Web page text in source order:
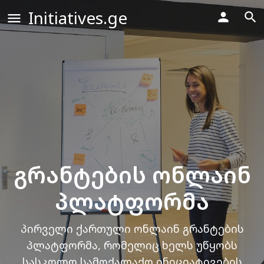
Initiatives.ge
გრანტების ონლაინ
პლატფორმა
პირველი ქართული ონლაინ გრანტების
პლატფორმა, რომელიც ხელს უწყობს